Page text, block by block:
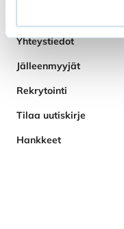
Yhteystiedot
Jälleenmyyjät
Rekrytointi
Tilaa uutiskirje
Hankkeet